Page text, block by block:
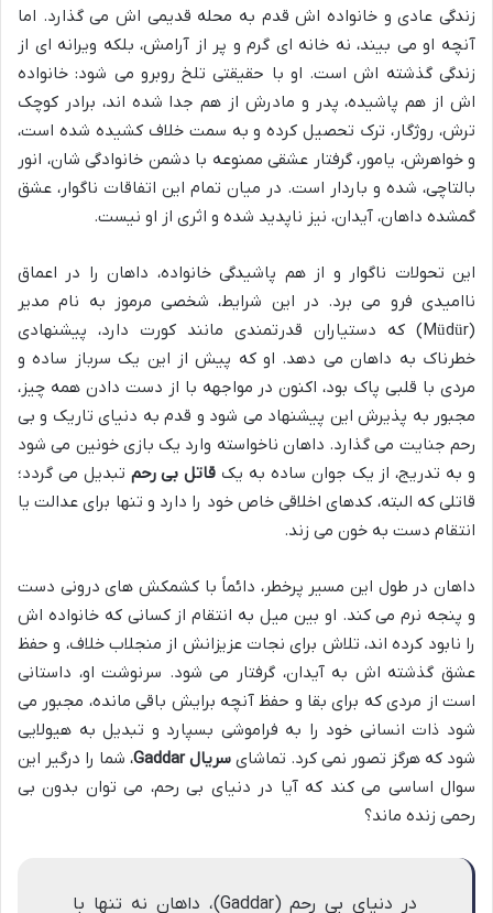
زندگی عادی و خانواده اش قدم به محله قدیمی اش می گذارد. اما
آنچه او می بیند، نه خانه ای گرم و پر از آرامش، بلکه ویرانه ای از
زندگی گذشته اش است. او با حقیقتی تلخ روبرو می شود: خانواده
اش از هم پاشیده، پدر و مادرش از هم جدا شده اند، برادر کوچک
ترش، روژگار، ترک تحصیل کرده و به سمت خلاف کشیده شده است،
و خواهرش، یامور، گرفتار عشقی ممنوعه با دشمن خانوادگی شان، انور
بالتاچی، شده و باردار است. در میان تمام این اتفاقات ناگوار، عشق
گمشده داهان، آیدان، نیز ناپدید شده و اثری از او نیست.
این تحولات ناگوار و از هم پاشیدگی خانواده، داهان را در اعماق
ناامیدی فرو می برد. در این شرایط، شخصی مرموز به نام مدیر
(Müdür) که دستیاران قدرتمندی مانند کورت دارد، پیشنهادی
خطرناک به داهان می دهد. او که پیش از این یک سرباز ساده و
مردی با قلبی پاک بود، اکنون در مواجهه با از دست دادن همه چیز،
مجبور به پذیرش این پیشنهاد می شود و قدم به دنیای تاریک و بی
رحم جنایت می گذارد. داهان ناخواسته وارد یک بازی خونین می شود
و به تدریج، از یک جوان ساده به یک قاتل بی رحم تبدیل می گردد؛
قاتلی که البته، کدهای اخلاقی خاص خود را دارد و تنها برای عدالت یا
انتقام دست به خون می زند.
داهان در طول این مسیر پرخطر، دائماً با کشمکش های درونی دست
و پنجه نرم می کند. او بین میل به انتقام از کسانی که خانواده اش
را نابود کرده اند، تلاش برای نجات عزیزانش از منجلاب خلاف، و حفظ
عشق گذشته اش به آیدان، گرفتار می شود. سرنوشت او، داستانی
است از مردی که برای بقا و حفظ آنچه برایش باقی مانده، مجبور می
شود ذات انسانی خود را به فراموشی بسپارد و تبدیل به هیولایی
شود که هرگز تصور نمی کرد. تماشای سریال Gaddar
، شما را درگیر این
سوال اساسی می کند که آیا در دنیای بی رحم، می توان بدون بی
رحمی زنده ماند؟
در دنیای بی رحم (Gaddar)، داهان نه تنها با